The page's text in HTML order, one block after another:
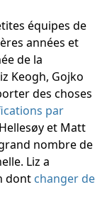
équipes de
années et
de la
Keogh, Gojko
des choses
par
et Matt
nombre de
Liz a
dont changer de